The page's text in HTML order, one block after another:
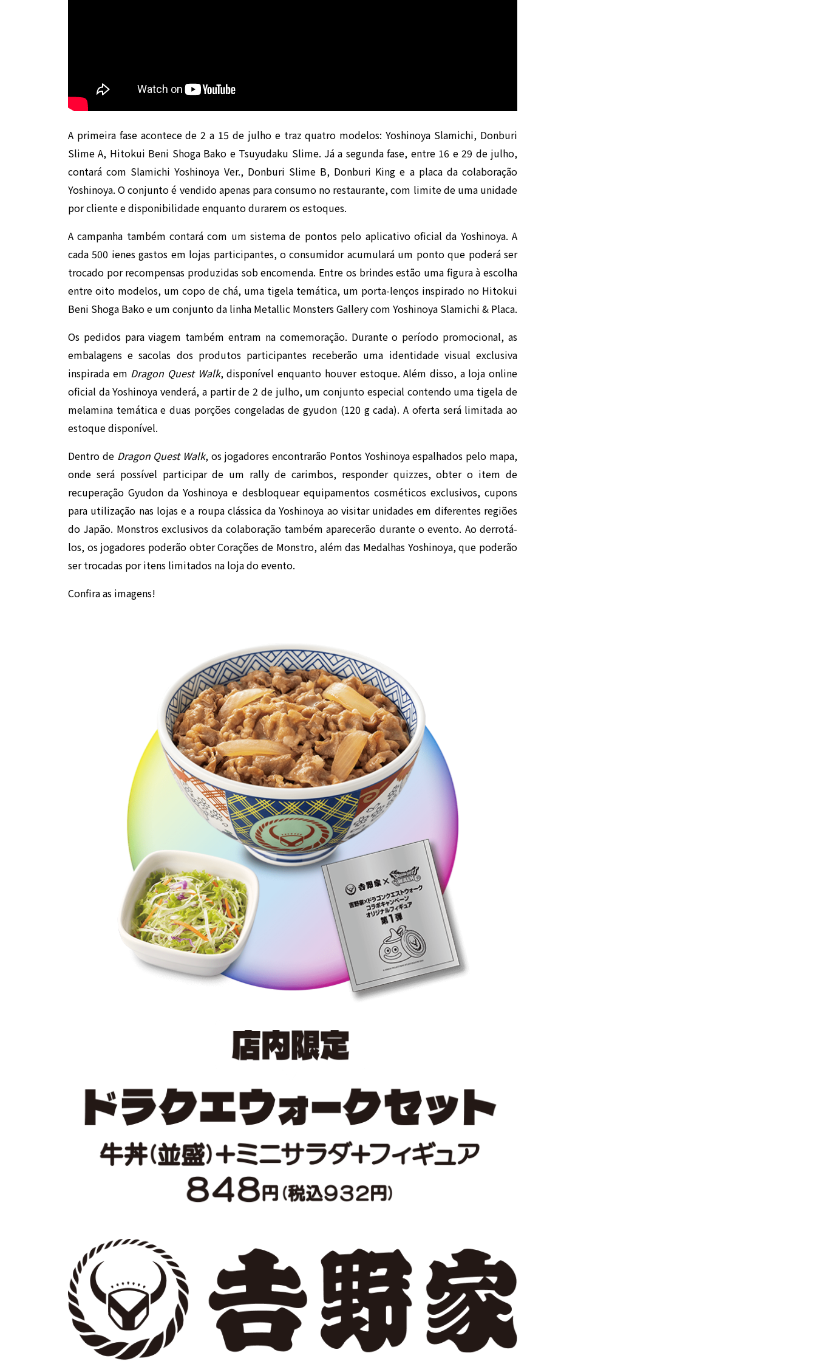
A primeira fase acontece de 2 a 15 de julho e traz quatro modelos: Yoshinoya Slamichi, Donburi
Slime A, Hitokui Beni Shoga Bako e Tsuyudaku Slime. Já a segunda fase, entre 16 e 29 de julho,
contará com Slamichi Yoshinoya Ver., Donburi Slime B, Donburi King e a placa da colaboração
Yoshinoya. O conjunto é vendido apenas para consumo no restaurante, com limite de uma unidade
por cliente e disponibilidade enquanto durarem os estoques.
A campanha também contará com um sistema de pontos pelo aplicativo oficial da Yoshinoya. A
cada 500 ienes gastos em lojas participantes, o consumidor acumulará um ponto que poderá ser
trocado por recompensas produzidas sob encomenda. Entre os brindes estão uma figura à escolha
entre oito modelos, um copo de chá, uma tigela temática, um porta-lenços inspirado no Hitokui
Beni Shoga Bako e um conjunto da linha Metallic Monsters Gallery com Yoshinoya Slamichi & Placa.
Os pedidos para viagem também entram na comemoração. Durante o período promocional, as
embalagens e sacolas dos produtos participantes receberão uma identidade visual exclusiva
inspirada em Dragon Quest Walk, disponível enquanto houver estoque. Além disso, a loja online
oficial da Yoshinoya venderá, a partir de 2 de julho, um conjunto especial contendo uma tigela de
melamina temática e duas porções congeladas de gyudon (120 g cada). A oferta será limitada ao
estoque disponível.
Dentro de Dragon Quest Walk, os jogadores encontrarão Pontos Yoshinoya espalhados pelo mapa,
onde será possível participar de um rally de carimbos, responder quizzes, obter o item de
recuperação Gyudon da Yoshinoya e desbloquear equipamentos cosméticos exclusivos, cupons
para utilização nas lojas e a roupa clássica da Yoshinoya ao visitar unidades em diferentes regiões
do Japão. Monstros exclusivos da colaboração também aparecerão durante o evento. Ao derrotá-
los, os jogadores poderão obter Corações de Monstro, além das Medalhas Yoshinoya, que poderão
ser trocadas por itens limitados na loja do evento.
Confira as imagens!